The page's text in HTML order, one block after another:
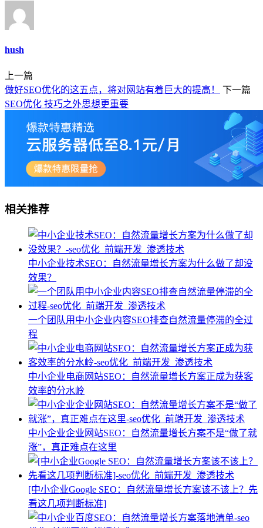
hush
上一篇
做好SEO优化的这五点，将对网站有着巨大的提高！
下一篇
SEO优化 技巧之外思想更重要
相关推荐
中小企业技术SEO：自然流量增长方案为什么做了却没
效果？
一个团队用中小企业内容SEO排查自然流量停滞的全过
程
中小企业电商网站SEO：自然流量增长方案正成为获客
效率的分水岭
中小企业企业网站SEO：自然流量增长方案不是“做了就
涨”，真正难点在这里
[中小企业Google SEO：自然流量增长方案该不该上？先
看这几项判断标准]